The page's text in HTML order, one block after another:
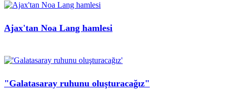
Ajax'tan Noa Lang hamlesi
"Galatasaray ruhunu oluşturacağız"